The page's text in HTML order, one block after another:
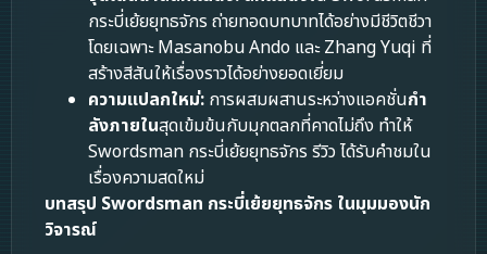
กระบี่เย้ยยุทธจักร ถ่ายทอดบทบาทได้อย่างมีชีวิตชีวา
โดยเฉพาะ Masanobu Ando และ Zhang Yuqi ที่
สร้างสีสันให้เรื่องราวได้อย่างยอดเยี่ยม
ความแปลกใหม่: การผสมผสานระหว่างแอคชั่นกำ
ลังภายในสุดเข้มข้นกับมุกตลกที่คาดไม่ถึง ทำให้
Swordsman กระบี่เย้ยยุทธจักร รีวิว ได้รับคำชมใน
เรื่องความสดใหม่
บทสรุป Swordsman กระบี่เย้ยยุทธจักร ในมุมมองนัก
วิจารณ์